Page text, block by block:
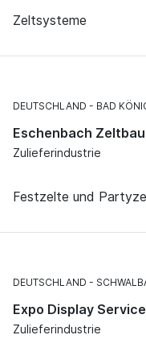
Zeltsysteme
DEUTSCHLAND BAD
Eschenbach Zeltbau
Zulieferindustrie
Festzelte und
DEUTSCHLAND
Expo Display
Zulieferindustrie